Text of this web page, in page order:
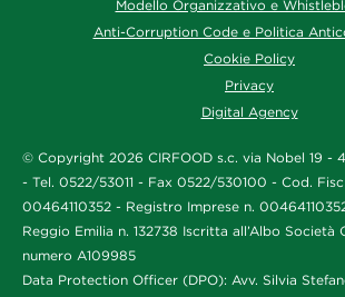
Modello Organizzativo e
Anti-Corruption Code e Politica
Cookie Policy
Privacy
Digital Agency
© Copyright 2026 CIRFOOD s.c. via Nobel 19 -
- Tel. 0522/53011 - Fax 0522/530100 - Cod. Fisc
00464110352 - Registro Imprese n.
Reggio Emilia n. 132738 Iscritta all’Albo Società
numero A109985
Data Protection Officer (DPO): Avv. Silvia